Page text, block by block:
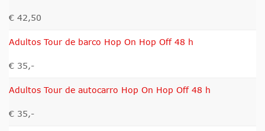
€ 42,50
Adultos Tour de barco Hop On Hop Off 48 h
€ 35,-
Adultos Tour de autocarro Hop On Hop Off 48 h
€ 35,-